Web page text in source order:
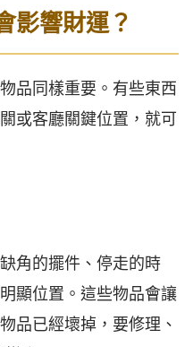
影響財運？
品同樣重要。有些東西
或客廳關鍵位置，就可
角的擺件、停走的時
顯位置。這些物品會讓
品已經壞掉，要修理、